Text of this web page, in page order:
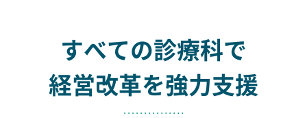
すべての診療科で
経営改革を強力支援